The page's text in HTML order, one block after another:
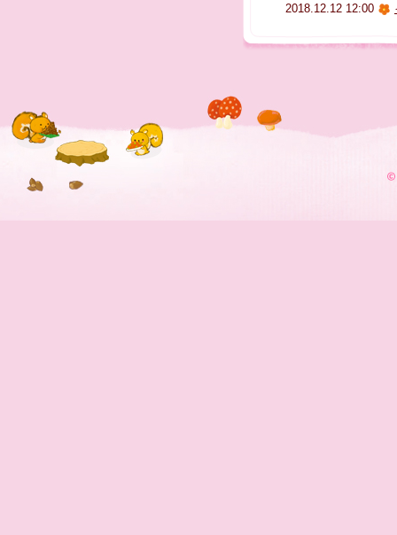
2018.12.12 12:00